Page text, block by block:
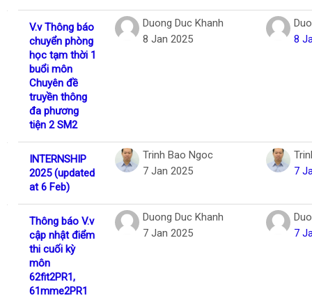
V.v Thông báo
chuyển phòng
học tạm thời 1
buổi môn
Chuyên đề
truyền thông
đa phương
tiện 2 SM2
Duong Duc Khanh
8 Jan 2025
8
INTERNSHIP
2025 (updated
at 6 Feb)
Trinh Bao Ngoc
7 Jan 2025
7
Thông báo V.v
cập nhật điểm
thi cuối kỳ
môn
62fit2PR1,
61mme2PR1
Duong Duc Khanh
7 Jan 2025
7